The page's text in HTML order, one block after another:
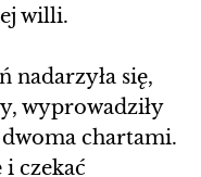
willi.
nadarzyła się,
wyprowadziły
dwoma chartami.
i czekać